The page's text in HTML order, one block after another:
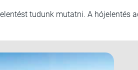
tudunk mutatni. A hójelentés